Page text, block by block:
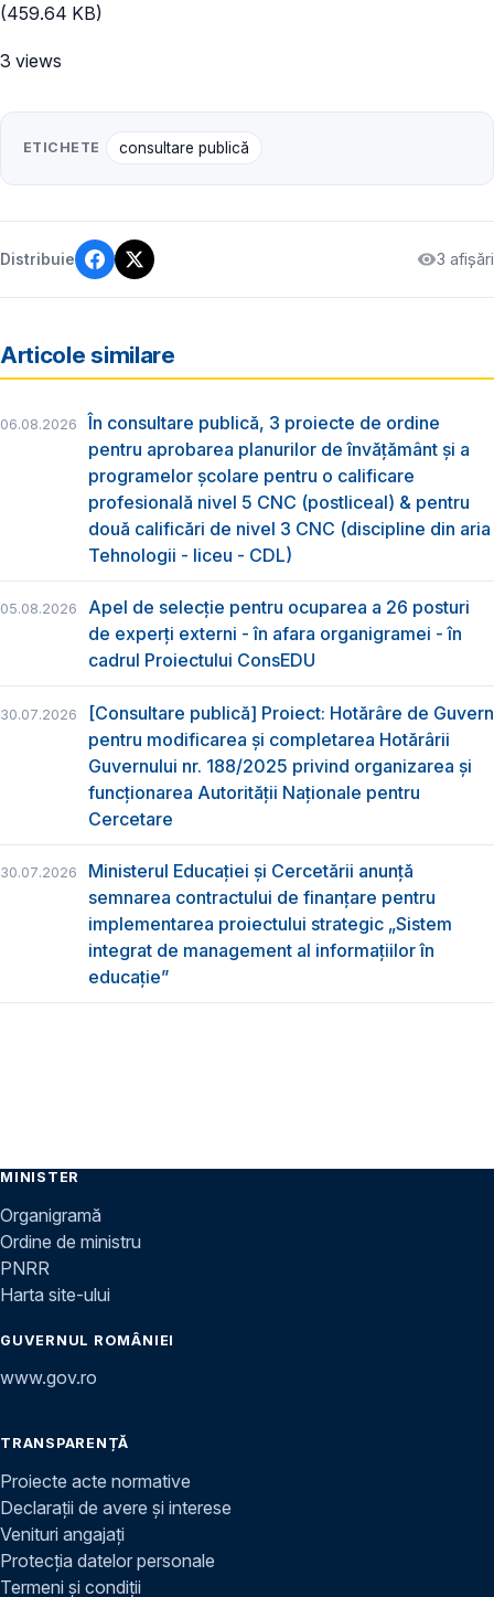
(459.64 KB)
3 views
ETICHETE consultare publică
Distribuie 3 afișări
Articole similare
06.08.2026
În consultare publică, 3 proiecte de ordine
pentru aprobarea planurilor de învățământ și a
programelor școlare pentru o calificare
profesională nivel 5 CNC (postliceal) & pentru
două calificări de nivel 3 CNC (discipline din aria
Tehnologii - liceu - CDL)
05.08.2026
Apel de selecție pentru ocuparea a 26 posturi
de experți externi - în afara organigramei - în
cadrul Proiectului ConsEDU
30.07.2026
[Consultare publică] Proiect: Hotărâre de Guvern
pentru modificarea și completarea Hotărârii
Guvernului nr. 188/2025 privind organizarea şi
funcţionarea Autorităţii Naţionale pentru
Cercetare
30.07.2026
Ministerul Educației și Cercetării anunță
semnarea contractului de finanțare pentru
implementarea proiectului strategic „Sistem
integrat de management al informațiilor în
educație”
MINISTER
Organigramă
Ordine de ministru
PNRR
Harta site-ului
GUVERNUL ROMÂNIEI
www.gov.ro
TRANSPARENȚĂ
Proiecte acte normative
Declarații de avere și interese
Venituri angajați
Protecția datelor personale
Termeni și condiții